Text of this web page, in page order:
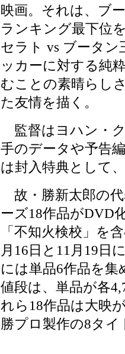
映画。それは、ブ
ランキング最下位
セラト vs ブータン
ッカーに対する純
むことの素晴らし
た友情を描く。
監督はヨハン・
手のデータや予告
は封入特典として
故・勝新太郎の
ーズ18作品がDVD
「不知火検校」を
月16日と11月19日
には単品6作品を
値段は、単品が各
れら18作品は大映
勝プロ製作の8タ